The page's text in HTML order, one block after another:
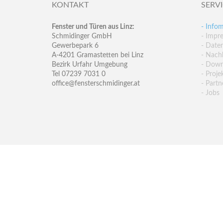
KONTAKT
Fenster und Türen aus Linz:
Schmidinger GmbH
Gewerbepark 6
A-4201 Gramastetten bei Linz
Bezirk Urfahr Umgebung
Tel 07239 7031 0
office@fensterschmidinger.at
-
-
-
-
-
-
-
- Jobs